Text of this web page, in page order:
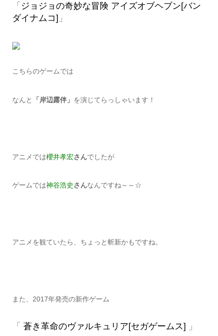
「 ジョジョの奇妙な冒険 アイズオブヘブン[バン
ダイナムコ] 」
こちらのゲームでは
なんと 「岸辺露伴」 を演じてらっしゃいます！
アニメでは櫻井孝宏さんでしたが
ゲームでは神谷浩史 さんなんですね～～☆
アニメを観ていたら、ちょっと斬新かもですね。
また、2017年発売の新作ゲーム
「 蒼き革命のヴァルキュリア[セガゲームス] 」